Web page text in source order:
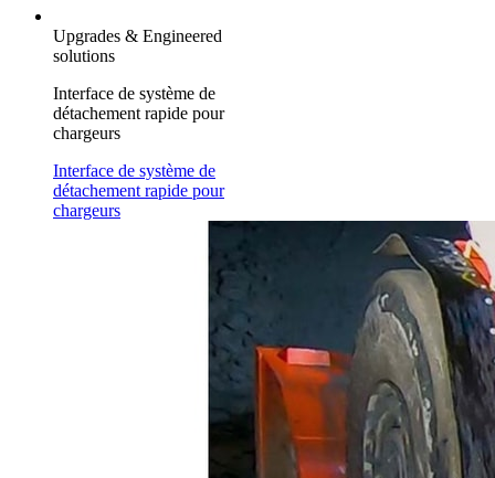
Upgrades & Engineered
solutions
Interface de système de
détachement rapide pour
chargeurs
Interface de système de
détachement rapide pour
chargeurs